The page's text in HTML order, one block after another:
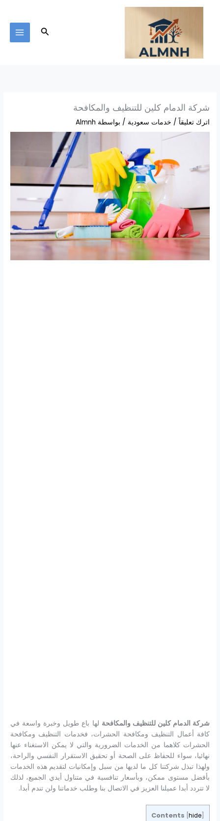
تخطي
البحث
شركة الدمام كلين للتنظيف والمكافحة
اترك تعليقاً / خدمات سعودية / بواسطة Almnh
شركة الدمام كلين للتنظيف والمكافحة لها باع طويل وخبرة واسعة في
كافة أعمال التنظيف ومكافحة الحشرات، فخدمات التنظيف ومكافحة
الحشرات كلاهما من الخدمات الضرورية والتي لا يمكن الاستغناء عنها
نهائيا، سواء للحفاظ على الصحة أو تحقيق الاستقرار النفسي والراحة،
ولهذا تبذل شركتنا كل ما لديها من سبل وإمكانيات لتقديم هذه الخدمات
بأفضل مستوى ممكن، وبأسعار تنافسية في متناول أيدي الجميع، لذلك
لا تتردد أبدا عميلنا العزيز في الاتصال بنا وطلب خدماتنا ولن تندم أبدا.
Contents hide]